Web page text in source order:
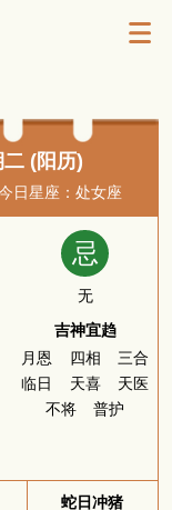
(阳历)
日星座：处女座
忌
无
吉神宜趋
月恩
四相
三合
临日
天喜
天医
不将
普护
蛇日冲猪